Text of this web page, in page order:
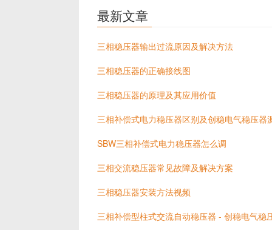
最新文章
三相稳压器输出过流原因及解决方法
三相稳压器的正确接线图
三相稳压器的原理及其应用价值
三相补偿式电力稳压器区别及创稳电气稳压器
SBW三相补偿式电力稳压器怎么调
三相交流稳压器常见故障及解决方案
三相稳压器安装方法视频
三相补偿型柱式交流自动稳压器 - 创稳电气稳